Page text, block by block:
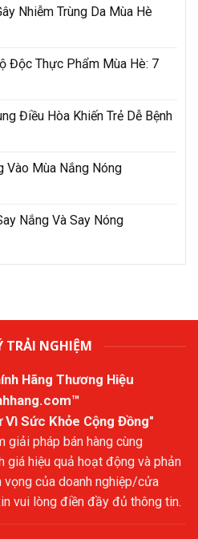
Nhiễm Trùng Da Mùa Hè
Độc Thực Phẩm Mùa Hè: 7
Điều Hòa Khiến Trẻ Dễ Bệnh
Vào Mùa Nắng Nóng
Nắng Và Say Nóng
TRẢI NGHIỆM
Hãng Thương Hiệu
Vì Sức Khỏe Cộng Đồng"
giải pháp bán hàng cùng
giá hiệu quả hoạt động và phản
vọng của doanh nghiệp/cửa
vui lòng điền đầy đủ thông tin.